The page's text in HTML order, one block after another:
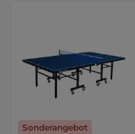
Sonderangebot